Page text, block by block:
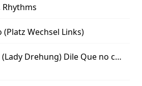
Rhythms
(Platz Wechsel Links)
Vuelta Chica (Lady Drehung) Dile Que no con apertura